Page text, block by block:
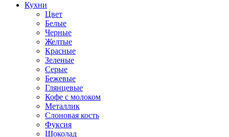
Кухни
Цвет
Белые
Черные
Желтые
Красные
Зеленые
Серые
Бежевые
Глянцевые
Кофе с молоком
Металлик
Слоновая кость
Фуксия
Шоколад